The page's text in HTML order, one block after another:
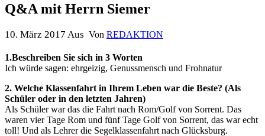
Q&A mit Herrn Siemer
10. März 2017 Aus Von REDAKTION
1.Beschreiben Sie sich in 3 Worten
Ich würde sagen: ehrgeizig, Genussmensch und Frohnatur
2. Welche Klassenfahrt in Ihrem Leben war die Beste? (Als
Schüler oder in den letzten Jahren)
Als Schüler war das die Fahrt nach Rom/Golf von Sorrent. Das
waren vier Tage Rom und fünf Tage Golf von Sorrent, das war echt
toll! Und als Lehrer die Segelklassenfahrt nach Glücksburg.